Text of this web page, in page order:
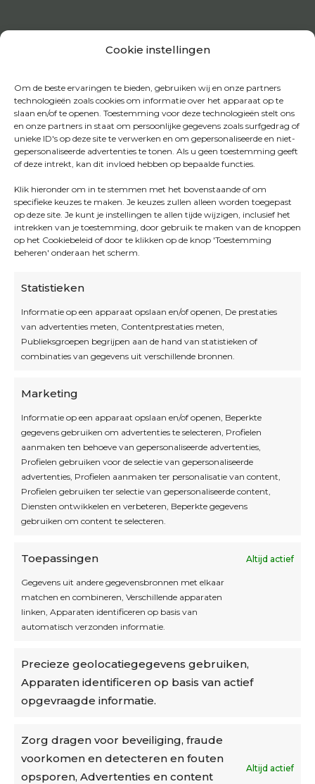
Cookie instellingen
Om de beste ervaringen te bieden, gebruiken wij en onze partners
technologieën zoals cookies om informatie over het apparaat op te
slaan en/of te openen. Toestemming voor deze technologieën stelt ons
en onze partners in staat om persoonlijke gegevens zoals surfgedrag of
unieke ID's op deze site te verwerken en om gepersonaliseerde en niet-
gepersonaliseerde advertenties te tonen. Als u geen toestemming geeft
of deze intrekt, kan dit invloed hebben op bepaalde functies.
Klik hieronder om in te stemmen met het bovenstaande of om
specifieke keuzes te maken. Je keuzes zullen alleen worden toegepast
op deze site. Je kunt je instellingen te allen tijde wijzigen, inclusief het
intrekken van je toestemming, door gebruik te maken van de knoppen
op het Cookiebeleid of door te klikken op de knop 'Toestemming
beheren' onderaan het scherm.
Statistieken
Informatie op een apparaat opslaan en/of openen, De prestaties
van advertenties meten, Contentprestaties meten,
Publieksgroepen begrijpen aan de hand van statistieken of
combinaties van gegevens uit verschillende bronnen.
Marketing
Informatie op een apparaat opslaan en/of openen, Beperkte
gegevens gebruiken om advertenties te selecteren, Profielen
aanmaken ten behoeve van gepersonaliseerde advertenties,
Profielen gebruiken voor de selectie van gepersonaliseerde
advertenties, Profielen aanmaken ter personalisatie van content,
Profielen gebruiken ter selectie van gepersonaliseerde content,
Diensten ontwikkelen en verbeteren, Beperkte gegevens
gebruiken om content te selecteren.
Toepassingen Altijd actief
Gegevens uit andere gegevensbronnen met elkaar
matchen en combineren, Verschillende apparaten
linken, Apparaten identificeren op basis van
automatisch verzonden informatie.
Precieze geolocatiegegevens gebruiken,
Apparaten identificeren op basis van actief
opgevraagde informatie.
Zorg dragen voor beveiliging, fraude
voorkomen en detecteren en fouten
opsporen, Advertenties en content
Altijd actief
Openingsuren
Blijf op de hoogte
Interesse in leuke kadotips of toffe acties?
Laat dan hier je mailadres achter.
Algemene voorwaarden
Cookiebeleid
Accountinstellingen
Verzending